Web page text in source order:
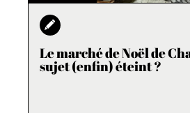
Le marché de Noël de
sujet (enfin) éteint ?